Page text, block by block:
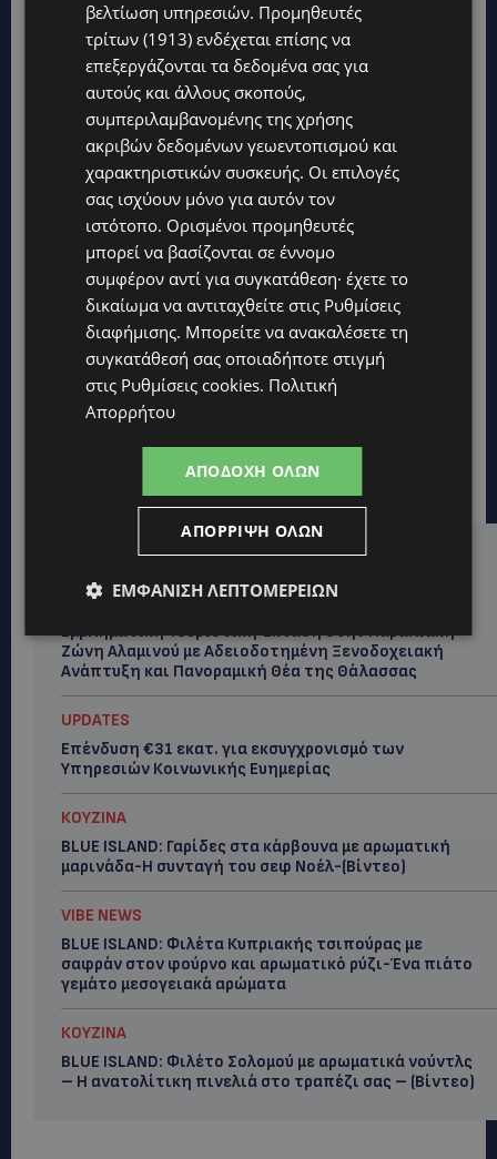
Hot this week
UPDATES
Εμβληματική Τουριστική Έκταση στην Παραλιακή
Ζώνη Αλαμινού με Αδειοδοτημένη Ξενοδοχειακή
Ανάπτυξη και Πανοραμική Θέα της Θάλασσας
UPDATES
Επένδυση €31 εκατ. για εκσυγχρονισμό των
Υπηρεσιών Κοινωνικής Ευημερίας
ΚΟΥΖΙΝΑ
BLUE ISLAND: Γαρίδες στα κάρβουνα με αρωματική
μαρινάδα-Η συνταγή του σεφ Νοέλ-(Βίντεο)
VIBE NEWS
BLUE ISLAND: Φιλέτα Κυπριακής τσιπούρας με
σαφράν στον φούρνο και αρωματικό ρύζι-Ένα πιάτο
γεμάτο μεσογειακά αρώματα
ΚΟΥΖΙΝΑ
BLUE ISLAND: Φιλέτο Σολομού με αρωματικά νούντλς
– Η ανατολίτικη πινελιά στο τραπέζι σας – (Βίντεο)
βελτίωση υπηρεσιών. Προμηθευτές
τρίτων (1913) ενδέχεται επίσης να
επεξεργάζονται τα δεδομένα σας για
αυτούς και άλλους σκοπούς,
συμπεριλαμβανομένης της χρήσης
ακριβών δεδομένων γεωεντοπισμού και
χαρακτηριστικών συσκευής. Οι επιλογές
σας ισχύουν μόνο για αυτόν τον
ιστότοπο. Ορισμένοι προμηθευτές
μπορεί να βασίζονται σε έννομο
συμφέρον αντί για συγκατάθεση· έχετε το
δικαίωμα να αντιταχθείτε στις Ρυθμίσεις
διαφήμισης. Μπορείτε να ανακαλέσετε τη
συγκατάθεσή σας οποιαδήποτε στιγμή
στις Ρυθμίσεις cookies. Πολιτική
Απορρήτου
ΑΠΟΔΟΧΉ ΌΛΩΝ
ΑΠΌΡΡΙΨΗ ΌΛΩΝ
ΕΜΦΆΝΙΣΗ ΛΕΠΤΟΜΕΡΕΙΏΝ